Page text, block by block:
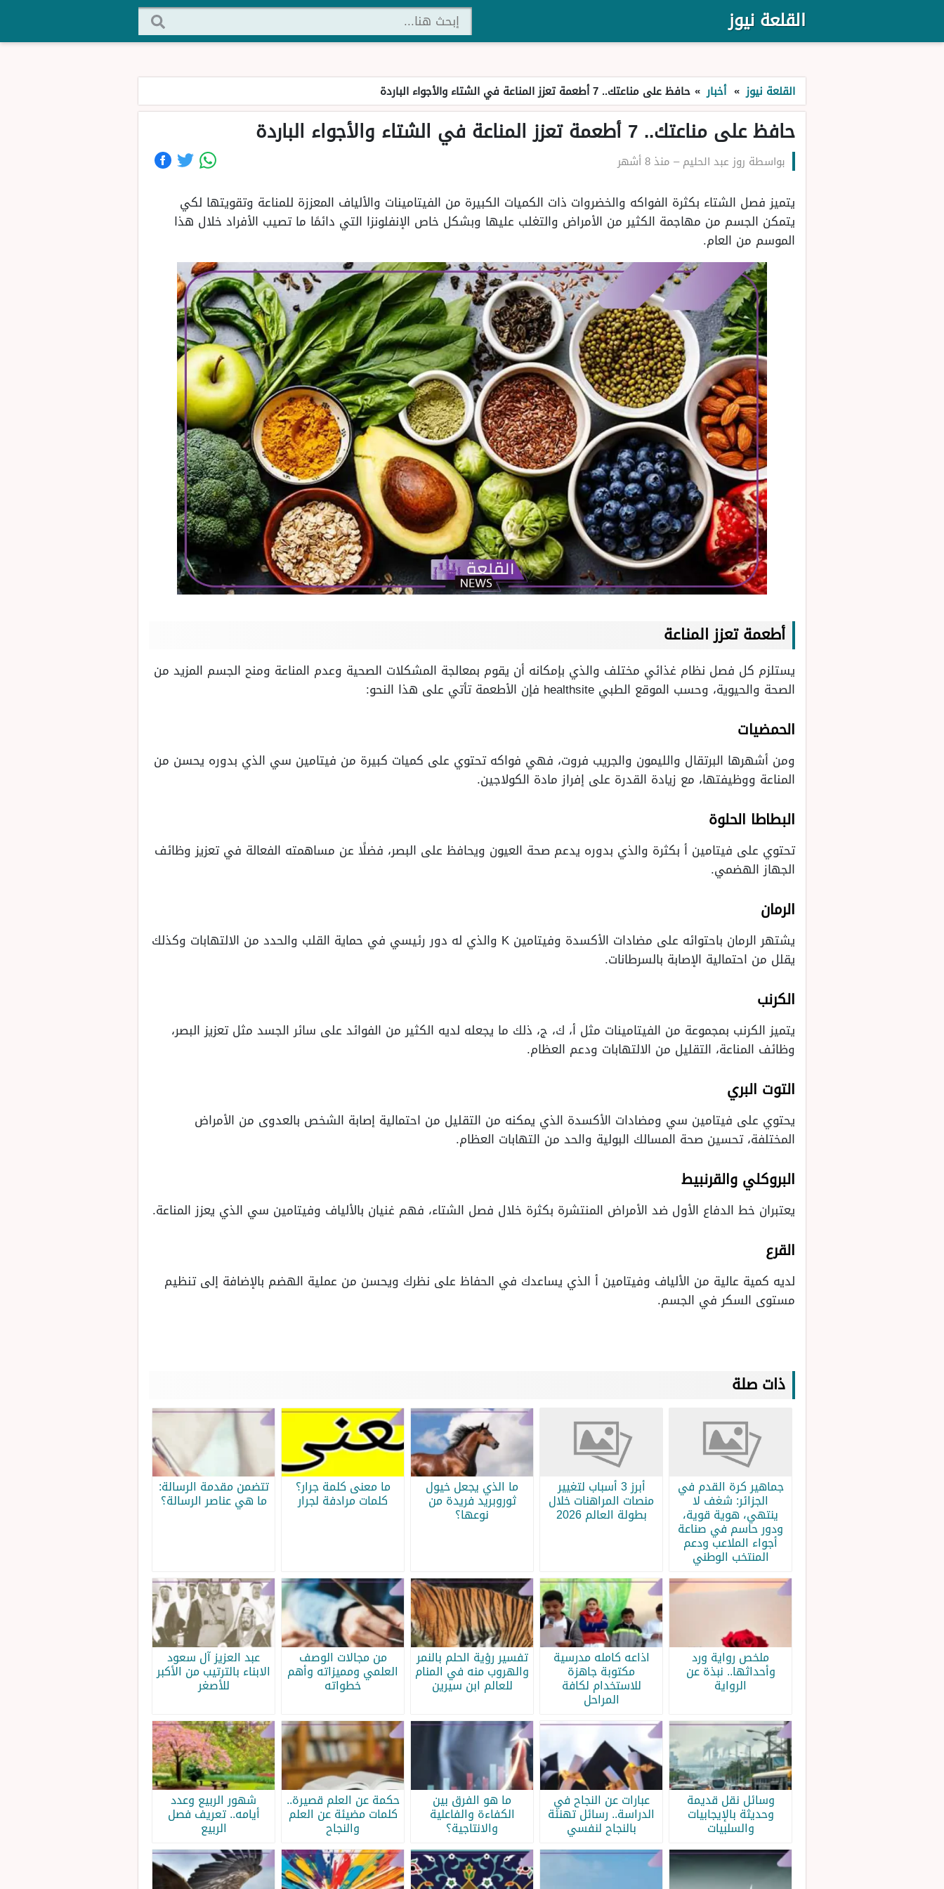
القلعة نيوز
القلعة نيوز » أخبار » حافظ على مناعتك.. 7 أطعمة تعزز المناعة في الشتاء والأجواء الباردة
حافظ على مناعتك.. 7 أطعمة تعزز المناعة في الشتاء والأجواء الباردة
بواسطة روز عبد الحليم– منذ 8 أشهر
يتميز فصل الشتاء بكثرة الفواكه والخضروات ذات الكميات الكبيرة من الفيتامينات والألياف المعززة للمناعة وتقويتها لكي
يتمكن الجسم من مهاجمة الكثير من الأمراض والتغلب عليها وبشكل خاص الإنفلونزا التي دائمًا ما تصيب الأفراد خلال هذا
الموسم من العام.
أطعمة تعزز المناعة
يستلزم كل فصل نظام غذائي مختلف والذي بإمكانه أن يقوم بمعالجة المشكلات الصحية وعدم المناعة ومنح الجسم المزيد من
الصحة والحيوية، وحسب الموقع الطبي healthsite فإن الأطعمة تأتي على هذا النحو:
الحمضيات
ومن أشهرها البرتقال والليمون والجريب فروت، فهي فواكه تحتوي على كميات كبيرة من فيتامين سي الذي بدوره يحسن من
المناعة ووظيفتها، مع زيادة القدرة على إفراز مادة الكولاجين.
البطاطا الحلوة
تحتوي على فيتامين أ بكثرة والذي بدوره يدعم صحة العيون ويحافظ على البصر، فضلًا عن مساهمته الفعالة في تعزيز وظائف
الجهاز الهضمي.
الرمان
يشتهر الرمان باحتوائه على مضادات الأكسدة وفيتامين K والذي له دور رئيسي في حماية القلب والحدد من الالتهابات وكذلك
يقلل من احتمالية الإصابة بالسرطانات.
الكرنب
يتميز الكرنب بمجموعة من الفيتامينات مثل أ، ك، ج، ذلك ما يجعله لديه الكثير من الفوائد على سائر الجسد مثل تعزيز البصر،
وظائف المناعة، التقليل من الالتهابات ودعم العظام.
التوت البري
يحتوي على فيتامين سي ومضادات الأكسدة الذي يمكنه من التقليل من احتمالية إصابة الشخص بالعدوى من الأمراض
المختلفة، تحسين صحة المسالك البولية والحد من التهابات العظام.
البروكلي والقرنبيط
يعتبران خط الدفاع الأول ضد الأمراض المنتشرة بكثرة خلال فصل الشتاء، فهم غنيان بالألياف وفيتامين سي الذي يعزز المناعة.
القرع
لديه كمية عالية من الألياف وفيتامين أ الذي يساعدك في الحفاظ على نظرك ويحسن من عملية الهضم بالإضافة إلى تنظيم
مستوى السكر في الجسم.
ذات صلة
جماهير كرة القدم في
الجزائر: شغف لا
ينتهي، هوية قوية،
ودور حاسم في صناعة
أجواء الملاعب ودعم
المنتخب الوطني
أبرز 3 أسباب لتغيير
منصات المراهنات خلال
بطولة العالم 2026
ما الذي يجعل خيول
ثوروبريد فريدة من
نوعها؟
ما معنى كلمة جرار؟
كلمات مرادفة لجرار
تتضمن مقدمة الرسالة:
ما هي عناصر الرسالة؟
ملخص رواية ورد
وأحداثها.. نبذة عن
الرواية
اذاعه كامله مدرسية
مكتوبة جاهزة
للاستخدام لكافة
المراحل
تفسير رؤية الحلم بالنمر
والهروب منه في المنام
للعالم ابن سيرين
من مجالات الوصف
العلمي ومميزاته وأهم
خطواته
عبد العزيز آل سعود
الابناء بالترتيب من الأكبر
للأصغر
وسائل نقل قديمة
وحديثة بالإيجابيات
والسلبيات
عبارات عن النجاح في
الدراسة.. رسائل تهنئة
بالنجاح لنفسي
ما هو الفرق بين
الكفاءة والفاعلية
والانتاجية؟
حكمة عن العلم قصيرة..
كلمات مضيئة عن العلم
والنجاح
شهور الربيع وعدد
أيامه.. تعريف فصل
الربيع